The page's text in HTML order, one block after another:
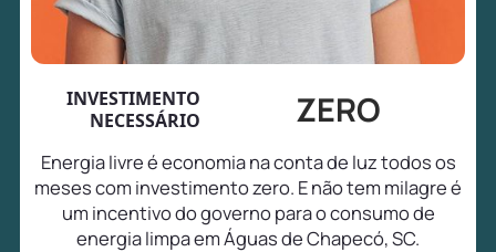
INVESTIMENTO
NECESSÁRIO
ZERO
Energia livre é economia na conta de luz todos os
meses com investimento zero. E não tem milagre é
um incentivo do governo para o consumo de
energia limpa em Águas de Chapecó, SC.